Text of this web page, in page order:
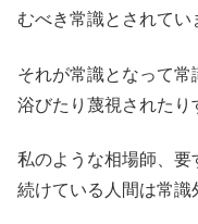
むべき常識とされてい
それが常識となって
浴びたり蔑視されたり
私のような相場師、要
続けている人間は常識